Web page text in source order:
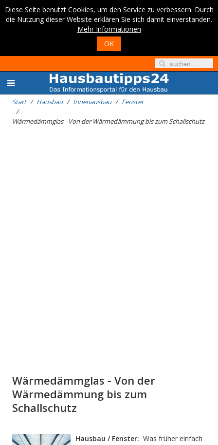
Diese Seite benutzt Cookies, um den Service zu verbessern. Durch
die Nutzung dieser Website erklären Sie sich damit einverstanden.
Mehr Informationen
OK
Start Hausbau Innenausbau Fenster
Wärmedämmglas - Von der Wärmedämmung bis zum Schallschutz
Wärmedämmglas - Von der
Wärmedämmung bis zum
Schallschutz
Hausbau / Fenster: Was früher einfach